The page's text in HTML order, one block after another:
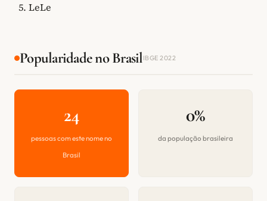
LeLe
Popularidade no BrasilIBGE 2022
24
pessoas com este nome no
Brasil
0%
da população brasileira